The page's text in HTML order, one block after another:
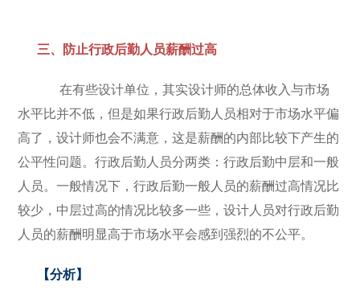
三、防止行政后勤人员薪酬过高
在有些设计单位，其实设计师的总体收入与市场
水平比并不低，但是如果行政后勤人员相对于市场水平偏
高了，设计师也会不满意，这是薪酬的内部比较下产生的
公平性问题。行政后勤人员分两类：行政后勤中层和一般
人员。一般情况下，行政后勤一般人员的薪酬过高情况比
较少，中层过高的情况比较多一些，设计人员对行政后勤
人员的薪酬明显高于市场水平会感到强烈的不公平。
【分析】